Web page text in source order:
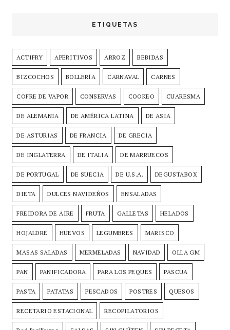
ETIQUETAS
ACTIFRY APERITIVOS ARROZ BEBIDAS
BIZCOCHOS BOLLERÍA CARNAVAL CARNES
COFRE DE VAPOR CONSERVAS COOKEO CUARESMA
DE ALEMANIA DE AMÉRICA LATINA DE ASIA
DE ASTURIAS DE FRANCIA DE GRECIA
DE INGLATERRA DE ITALIA DE MARRUECOS
DE PORTUGAL DE SUECIA DE U.S.A. DEGUSTABOX
DIETA DULCES NAVIDEÑOS ENSALADAS
FREIDORA DE AIRE FRUTA GALLETAS HELADOS
HOJALDRE HUEVOS LEGUMBRES MARISCO
MASAS SALADAS MERMELADAS NAVIDAD OLLA GM
PAN PANIFICADORA PARA LOS PEQUES PASCUA
PASTA PATATAS PESCADOS POSTRES QUESOS
RECETARIO ESTACIONAL RECOPILATORIOS